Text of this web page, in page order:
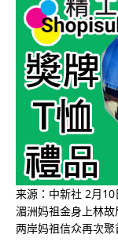
来源：中新社 2月
湄洲妈祖金身上林
两岸妈祖信众再次聚